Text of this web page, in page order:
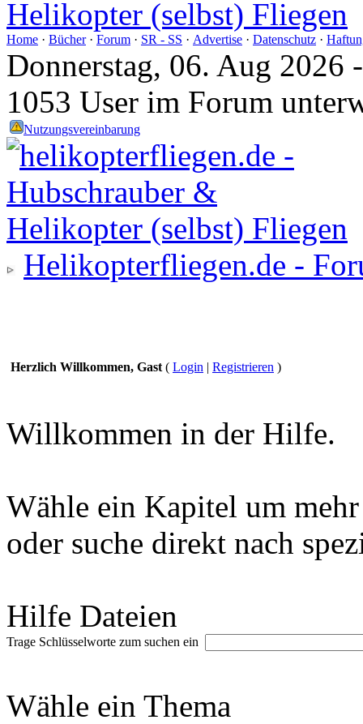
Home · Bücher· Forum · SR - SS · Advertise · Datenschutz ·
Donnerstag, 06. Aug 2026
1053 User im Forum
Nutzungsvereinbarung
Helikopterfliegen.de -
Herzlich Willkommen, Gast ( Login | Registrieren )
Willkommen in der Hilfe.
Wähle ein Kapitel um
oder suche direkt nach
Hilfe Dateien
Trage Schlüsselworte zum suchen ein
Wähle ein Thema